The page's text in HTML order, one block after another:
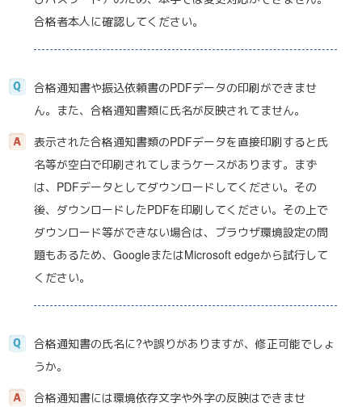
合格者本人に確認してください。
合格通知書や振込依頼書のPDFデータの印刷ができませ
ん。また、合格通知書類に氏名が反映されてません。
表示された合格通知書類のPDFデータを直接印刷すると氏
名等が空白で印刷されてしまうケースがあります。まず
は、PDFデータとしてダウンロードしてください。その
後、ダウンロードしたPDFを印刷してください。その上で
ダウンロード等ができない場合は、ブラウザ環境設定の問
題もあるため、GoogleまたはMicrosoft edgeから試行して
ください。
合格通知書の氏名に?や誤りがありますが、修正可能でしょ
うか。
合格通知書には環境依存文字や外字の反映はできませ